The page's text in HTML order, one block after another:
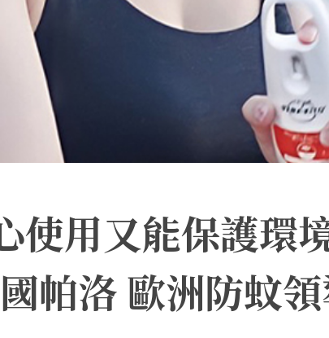
使用又能保護環
帕洛 歐洲防蚊